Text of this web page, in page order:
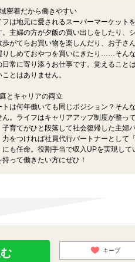
密着だから働きやすい
フは地元に愛されるスーパーマーケット
。主婦の方が夕飯の買い出しをしたり、
歩がてらお買い物を楽しんだり、お子さ
りしめておやつを買いにきたり……そん
日常に寄り添うお仕事です。覚えること
ことはありません。
とキャリアの両立
トは何年働いても同じポジション？そん
ん。ライフはキャリアアップ制度が整っ
子育てがひと段落して社会復帰した主婦
力をつければ社員代行パートナーとして
にも任命。役割手当で収入UPを実現して
持って働きたい方にぜひ！
キープ